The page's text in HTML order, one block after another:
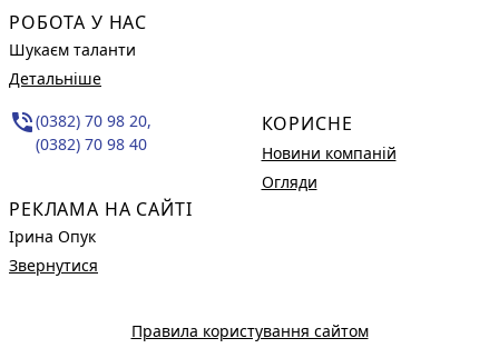
РОБОТА У НАС
Шукаєм таланти
Детальніше
phone_in_talk(0382) 70 98 20,
(0382) 70 98 40
РЕКЛАМА НА САЙТІ
Ірина Опук
Звернутися
КОРИСНЕ
Новини компаній
Огляди
Правила користування сайтом